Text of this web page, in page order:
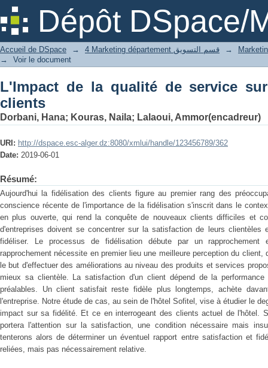
Dépôt DSpace/
L'Impact de la qualité de service sur
Accueil de DSpace → 4 Marketing département قسم التسويق
→
→
Voir le document
L'Impact de la qualité de service
clients
Dorbani, Hana; Kouras, Naila; Lalaoui, Ammor(encadreur)
URI: http://dspace.esc-alger.dz:8080/xmlui/handle/123456789/362
Date: 2019-06-01
Résumé:
Aujourd'hui la fidélisation des clients figure au premier rang des
conscience récente de l'importance de la fidélisation s'inscrit dans le
en plus ouverte, qui rend la conquête de nouveaux clients difficiles et
d'entreprises doivent se concentrer sur la satisfaction de leurs clientèles
fidéliser. Le processus de fidélisation débute par un
rapprochement nécessite en premier lieu une meilleure perception du
le but d'effectuer des améliorations au niveau des produits et services
mieux sa clientèle. La satisfaction d'un client dépend de la
préalables. Un client satisfait reste fidèle plus longtemps, achète
l'entreprise. Notre étude de cas, au sein de l'hôtel Sofitel, vise à étudier le
impact sur sa fidélité. Et ce en interrogeant des clients actuel de l'hôtel.
portera l'attention sur la satisfaction, une condition nécessaire mais
tenterons alors de déterminer un éventuel rapport entre satisfaction et
reliées, mais pas nécessairement relative.